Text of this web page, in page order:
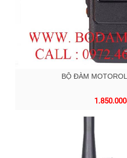
BỘ ĐÀM
1.850.000